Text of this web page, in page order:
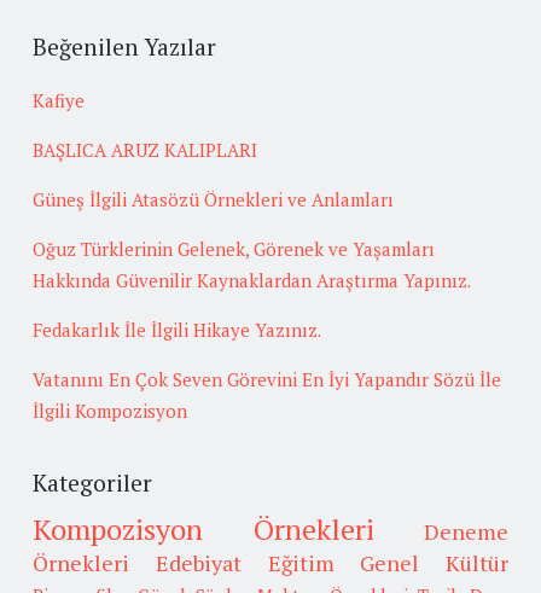
Beğenilen Yazılar
Kafiye
BAŞLICA ARUZ KALIPLARI
Güneş İlgili Atasözü Örnekleri ve Anlamları
Oğuz Türklerinin Gelenek, Görenek ve Yaşamları
Hakkında Güvenilir Kaynaklardan Araştırma Yapınız.
Fedakarlık İle İlgili Hikaye Yazınız.
Vatanını En Çok Seven Görevini En İyi Yapandır Sözü İle
İlgili Kompozisyon
Kategoriler
Kompozisyon Örnekleri
Deneme
Örnekleri
Edebiyat Eğitim Genel Kültür